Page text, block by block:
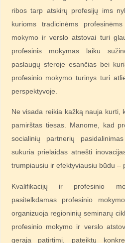
ribos tarp atskirų profesijų ims
kurioms tradicinėms
mokymo ir verslo atstovai turi
profesinis mokymas laiku
paslaugų sferoje esančias bei
profesinio mokymo turinys turi
perspektyvoje.
Ne visada reikia kažką nauja kurti,
pamirštas tiesas. Manome, kad
socialinių partnerių
sukuria prielaidas atnešti
trumpiausiu ir efektyviausiu būdu –
Kvalifikacijų ir profesinio
pasitelkdamas profesinio
organizuoja regioninių seminarų
profesinio mokymo ir verslo
gerąja patirtimi, pateiktų